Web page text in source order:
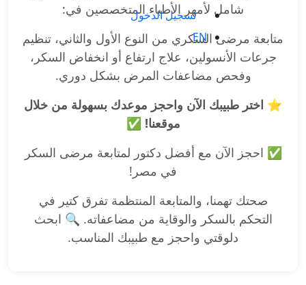
تسجيل الدخول
EN
شامل لأمهر الأطباء المتخصصين في:
متابعة مرضى السكري من النوع الأول والثاني، تنظيم
جرعات الأنسولين، علاج ارتفاع أو انخفاض السكر،
وفحص مضاعفات المرض بشكل دوري.
⭐ اختر طبيبك الآن واحجز موعدك بسهولة من خلال
موقعنا! ✅
✅ احجز الآن مع أفضل دكتور لمتابعة مرضى السكر
في مصر!
صحتك تهمنا، والمتابعة المنتظمة تفرق كتير في
التحكم بالسكر والوقاية من مضاعفاته. 🔍 ابحث
دلوقتي واحجز مع طبيبك المناسب.